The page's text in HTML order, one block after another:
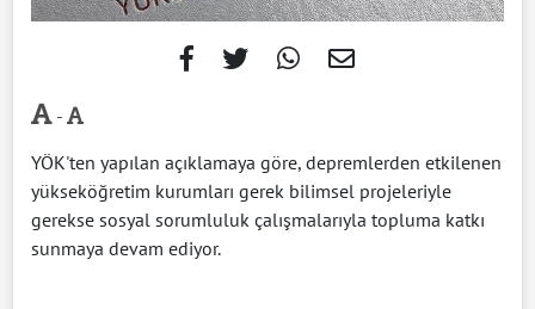
-
YÖK'ten yapılan açıklamaya göre, depremlerden etkilenen
yükseköğretim kurumları gerek bilimsel projeleriyle
gerekse sosyal sorumluluk çalışmalarıyla topluma katkı
sunmaya devam ediyor.